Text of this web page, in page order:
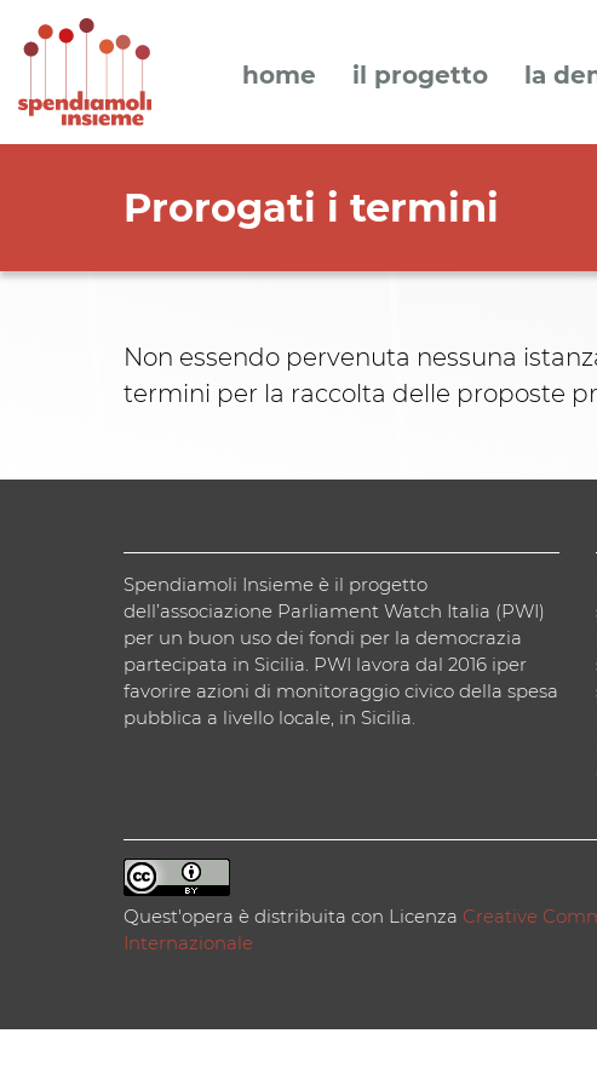
home il progetto la
Prorogati i termini
Non essendo pervenuta nessuna
termini per la raccolta delle proposte
Spendiamoli Insieme è il progetto
dell’associazione Parliament Watch Italia (PWI)
per un buon uso dei fondi per la democrazia
partecipata in Sicilia. PWI lavora dal 2016 iper
favorire azioni di monitoraggio civico della spesa
pubblica a livello locale, in Sicilia.
Quest'opera è distribuita con Licenza Creative
Internazionale